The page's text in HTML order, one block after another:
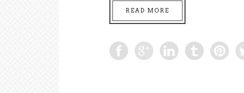
READ MORE